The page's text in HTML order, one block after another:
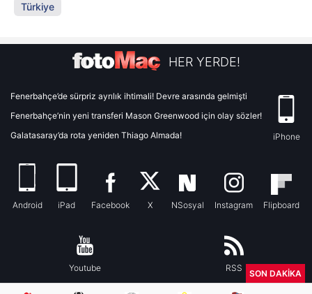
Türkiye
HER YERDE!
Fenerbahçe’de sürpriz ayrılık ihtimali! Devre arasında gelmişti
Fenerbahçe’nin yeni transferi Mason Greenwood için olay sözler!
Galatasaray’da rota yeniden Thiago Almada!
iPhone
Android iPad Facebook X NSosyal Instagram Flipboard
Youtube RSS
SON DAKİKA